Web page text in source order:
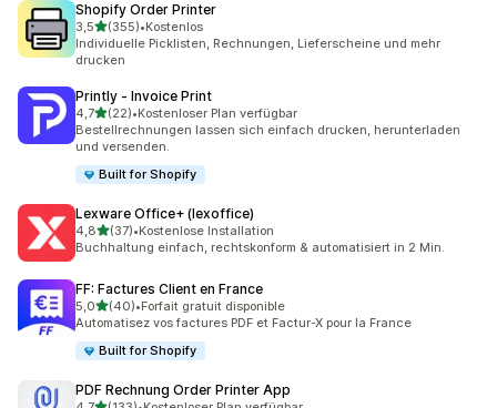
Shopify Order Printer
3,5von 5 Sternen
(355)
355 Rezensionen insgesamt
•Kostenlos
Individuelle Picklisten, Rechnungen, Lieferscheine und mehr
drucken
Printly ‑ Invoice Print
4,7von 5 Sternen
(22)
22 Rezensionen insgesamt
•Kostenloser Plan verfügbar
Bestellrechnungen lassen sich einfach drucken, herunterladen
und versenden.
Built for Shopify
Lexware Office+ (lexoffice)
4,8von 5 Sternen
(37)
37 Rezensionen insgesamt
•Kostenlose Installation
Buchhaltung einfach, rechtskonform & automatisiert in 2 Min.
FF: Factures Client en France
5,0von 5 Sternen
(40)
40 Rezensionen insgesamt
•Forfait gratuit disponible
Automatisez vos factures PDF et Factur-X pour la France
Built for Shopify
PDF Rechnung Order Printer App